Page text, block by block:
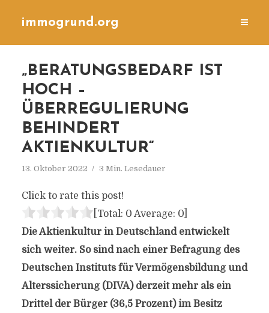
immogrund.org
„BERATUNGSBEDARF IST
HOCH –
ÜBERREGULIERUNG
BEHINDERT
AKTIENKULTUR“
13. Oktober 2022 3 Min. Lesedauer
Click to rate this post!
[Total: 0 Average: 0]
Die Aktienkultur in Deutschland entwickelt
sich weiter. So sind nach einer Befragung des
Deutschen Instituts für Vermögensbildung und
Alterssicherung (DIVA) derzeit mehr als ein
Drittel der Bürger (36,5 Prozent) im Besitz